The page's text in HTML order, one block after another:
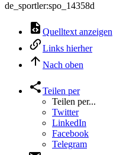
de_sportler:spo_14358d
Quelltext anzeigen
Links hierher
Nach oben
Teilen per
Teilen per...
Twitter
LinkedIn
Facebook
Telegram